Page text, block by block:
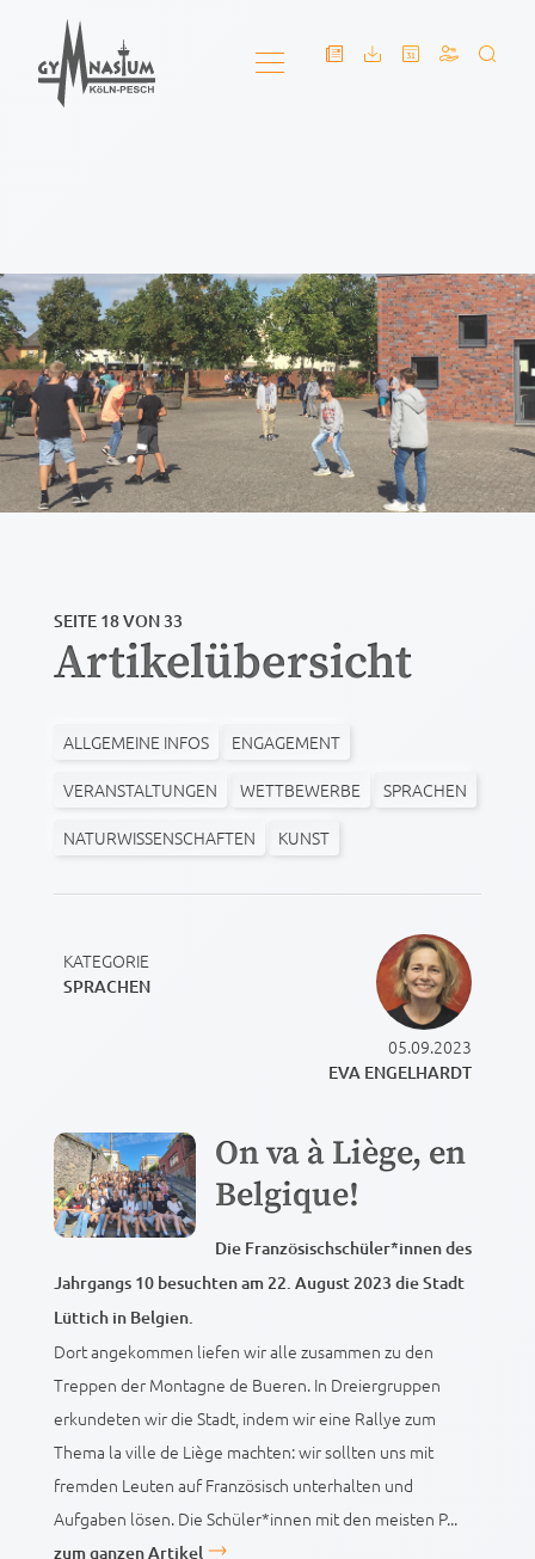
SEITE 18 VON 33
Artikelübersicht
ALLGEMEINE INFOS
ENGAGEMENT
VERANSTALTUNGEN
WETTBEWERBE
SPRACHEN
NATURWISSENSCHAFTEN
KUNST
KATEGORIE
SPRACHEN
05.09.2023
EVA ENGELHARDT
On va à Liège, en
Belgique!
Die Französischschüler*innen des
Jahrgangs 10 besuchten am 22. August 2023 die Stadt
Lüttich in Belgien.
Dort angekommen liefen wir alle zusammen zu den
Treppen der Montagne de Bueren. In Dreiergruppen
erkundeten wir die Stadt, indem wir eine Rallye zum
Thema la ville de Liège machten: wir sollten uns mit
fremden Leuten auf Französisch unterhalten und
Aufgaben lösen. Die Schüler*innen mit den meisten P...
zum ganzen Artikel